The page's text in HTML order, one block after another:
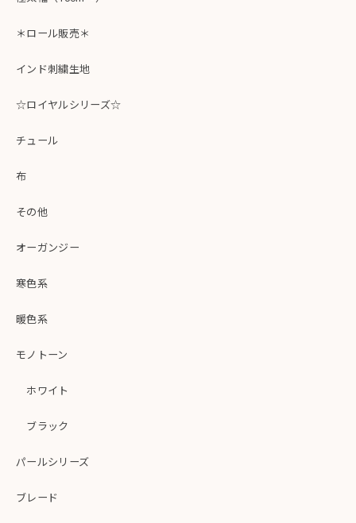
＊ロール販売＊
インド刺繍生地
☆ロイヤルシリーズ☆
チュール
布
その他
オーガンジー
寒色系
暖色系
モノトーン
ホワイト
ブラック
パールシリーズ
ブレード